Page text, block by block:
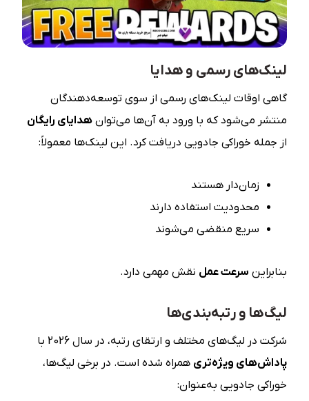
لینک‌های رسمی و هدایا
گاهی اوقات لینک‌های رسمی از سوی توسعه‌دهندگان
منتشر می‌شود که با ورود به آن‌ها می‌توانهدایای رایگان
از جمله خوراکی جادویی دریافت کرد. این لینک‌ها معمولاً:
زمان‌دار هستند
محدودیت استفاده دارند
سریع منقضی می‌شوند
بنابراین سرعت عمل نقش مهمی دارد.
لیگ‌ها و رتبه‌بندی‌ها
شرکت در لیگ‌های مختلف و ارتقای رتبه، در سال 2026 با
پاداش‌های ویژه‌تری همراه شده است. در برخی لیگ‌ها،
خوراکی جادویی به‌عنوان: